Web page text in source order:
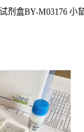
剂盒BY-M03176 小